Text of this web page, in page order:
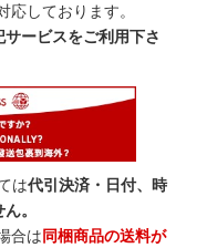
しております。
ービスをご利用下さ
は代引決済・日付、時
。
合は同梱商品の送料が